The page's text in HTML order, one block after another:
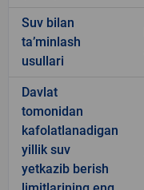
Suv bilan
ta’minlash
usullari
Davlat
tomonidan
kafolatlanadigan
yillik suv
yetkazib berish